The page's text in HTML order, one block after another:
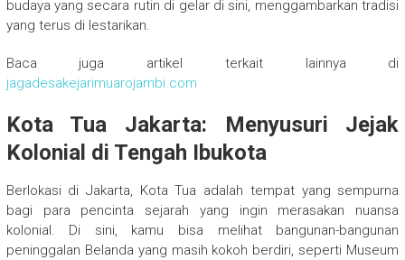
budaya yang secara rutin di gelar di sini, menggambarkan tradisi
yang terus di lestarikan.
Baca juga artikel terkait lainnya di
jagadesakejarimuarojambi.com
Kota Tua Jakarta: Menyusuri Jejak
Kolonial di Tengah Ibukota
Berlokasi di Jakarta, Kota Tua adalah tempat yang sempurna
bagi para pencinta sejarah yang ingin merasakan nuansa
kolonial. Di sini, kamu bisa melihat bangunan-bangunan
peninggalan Belanda yang masih kokoh berdiri, seperti Museum